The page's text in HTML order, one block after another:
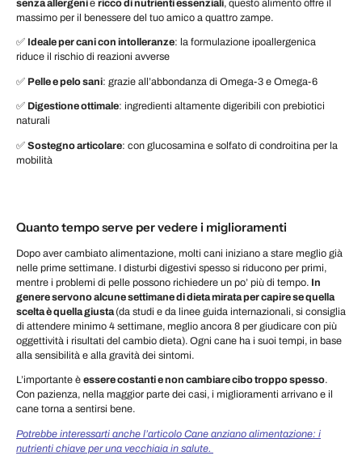
senza allergenie ricco di nutrienti essenziali, questo alimento offre il
massimo per il benessere del tuo amico a quattro zampe.
✅ Ideale per cani con intolleranze: la formulazione ipoallergenica
riduce il rischio di reazioni avverse
✅ Pelle e pelo sani: grazie all’abbondanza di Omega-3 e Omega-6
✅ Digestione ottimale: ingredienti altamente digeribili con prebiotici
naturali
✅ Sostegno articolare: con glucosamina e solfato di condroitina per la
mobilità
Quanto tempo serve per vedere i miglioramenti
Dopo aver cambiato alimentazione, molti cani iniziano a stare meglio già
nelle prime settimane. I disturbi digestivi spesso si riducono per primi,
mentre i problemi di pelle possono richiedere un po’ più di tempo. In
genere servono alcune settimane di dieta mirata per capire se quella
scelta è quella giusta (da studi e da linee guida internazionali, si consiglia
di attendere minimo 4 settimane, meglio ancora 8 per giudicare con più
oggettività i risultati del cambio dieta). Ogni cane ha i suoi tempi, in base
alla sensibilità e alla gravità dei sintomi.
L’importante è essere costanti e non cambiare cibo troppo spesso.
Con pazienza, nella maggior parte dei casi, i miglioramenti arrivano e il
cane torna a sentirsi bene.
Potrebbe interessarti anche l’articolo Cane anziano alimentazione: i
nutrienti chiave per una vecchiaia in salute.